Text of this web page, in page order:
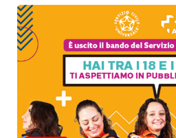
Associazione
Scopri di più